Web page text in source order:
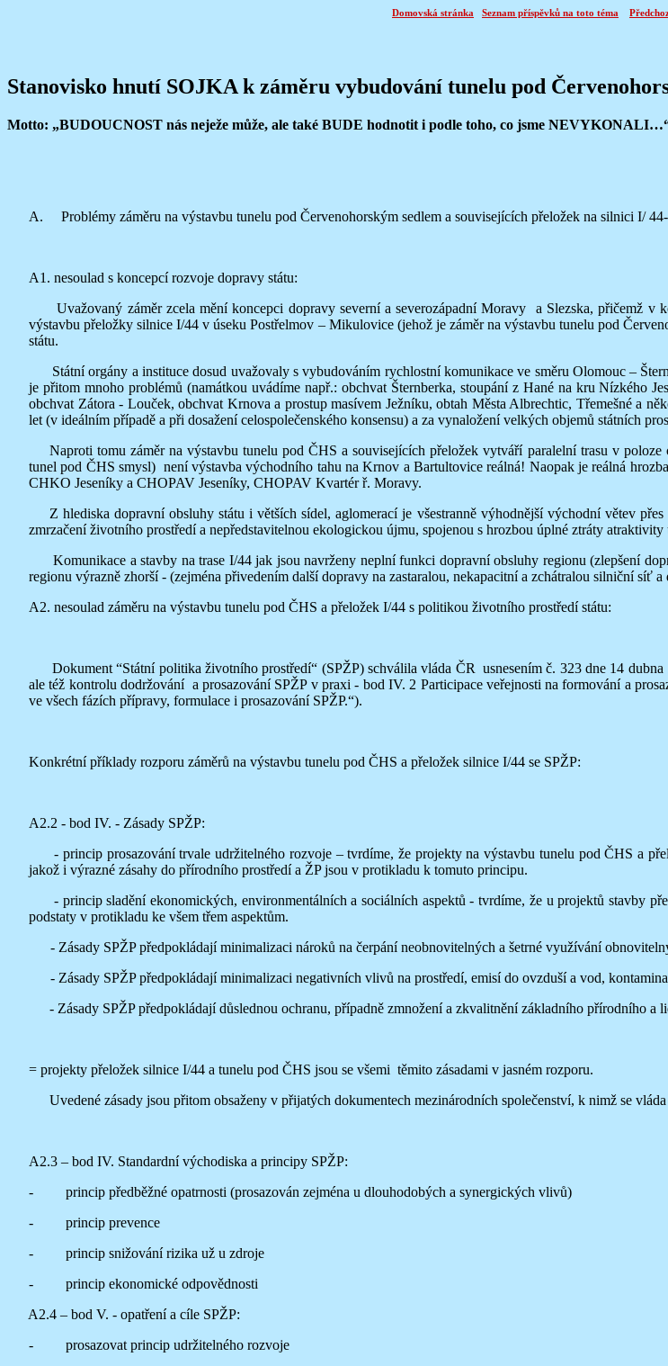
Domovská stránka Seznam příspěvků na toto téma
Stanovisko hnutí SOJKA k záměru vybudování tunelu pod
Motto: „BUDOUCNOST nás neježe může, ale také BUDE hodnotit i podle toho, co jsme
A. Problémy záměru na výstavbu tunelu pod Červenohorským sedlem a souvisejících přeložek na silnici I/
A1. nesoulad s koncepcí rozvoje dopravy státu:
Uvažovaný záměr zcela mění koncepci dopravy severní a severozápadní Moravy a Slezska, přičemž v
výstavbu přeložky silnice I/44 v úseku Postřelmov – Mikulovice (jehož je záměr na výstavbu tunelu pod
státu.
Státní orgány a instituce dosud uvažovaly s vybudováním rychlostní komunikace ve směru Olomouc –
je přitom mnoho problémů (namátkou uvádíme např.: obchvat Šternberka, stoupání z Hané na kru Nízkého
obchvat Zátora - Louček, obchvat Krnova a prostup masívem Ježníku, obtah Města Albrechtic, Třemešné a
let (v ideálním případě a při dosažení celospolečenského konsensu) a za vynaložení velkých objemů státních
Naproti tomu záměr na výstavbu tunelu pod ČHS a souvisejících přeložek vytváří paralelní trasu v
tunel pod ČHS smysl) není výstavba východního tahu na Krnov a Bartultovice reálná! Naopak je reálná
CHKO Jeseníky a CHOPAV Jeseníky, CHOPAV Kvartér ř. Moravy.
Z hlediska dopravní obsluhy státu i větších sídel, aglomerací je všestranně výhodnější východní větev
zmrzačení životního prostředí a nepředstavitelnou ekologickou újmu, spojenou s hrozbou úplné ztráty
Komunikace a stavby na trase I/44 jak jsou navrženy neplní funkci dopravní obsluhy regionu (zlepšení
regionu výrazně zhorší - (zejména přivedením další dopravy na zastaralou, nekapacitní a zchátralou silniční síť
A2. nesoulad záměru na výstavbu tunelu pod ČHS a přeložek I/44 s politikou životního prostředí státu:
Dokument “Státní politika životního prostředí“ (SPŽP) schválila vláda ČR usnesením č. 323 dne 14 dubna
ale též kontrolu dodržování a prosazování SPŽP v praxi - bod IV. 2 Participace veřejnosti na formování a
ve všech fázích přípravy, formulace i prosazování SPŽP.“).
Konkrétní příklady rozporu záměrů na výstavbu tunelu pod ČHS a přeložek silnice I/44 se SPŽP:
A2.2 - bod IV. - Zásady SPŽP:
- princip prosazování trvale udržitelného rozvoje – tvrdíme, že projekty na výstavbu tunelu pod ČHS a
jakož i výrazné zásahy do přírodního prostředí a ŽP jsou v protikladu k tomuto principu.
- princip sladění ekonomických, environmentálních a sociálních aspektů - tvrdíme, že u projektů stavby
podstaty v protikladu ke všem třem aspektům.
- Zásady SPŽP předpokládají minimalizaci nároků na čerpání neobnovitelných a šetrné využívání
- Zásady SPŽP předpokládají minimalizaci negativních vlivů na prostředí, emisí do ovzduší a vod,
- Zásady SPŽP předpokládají důslednou ochranu, případně zmnožení a zkvalitnění základního přírodního a
= projekty přeložek silnice I/44 a tunelu pod ČHS jsou se všemi těmito zásadami v jasném rozporu.
Uvedené zásady jsou přitom obsaženy v přijatých dokumentech mezinárodních společenství, k nimž se
A2.3 – bod IV. Standardní východiska a principy SPŽP:
- princip předběžné opatrnosti (prosazován zejména u dlouhodobých a synergických vlivů)
- princip prevence
- princip snižování rizika už u zdroje
- princip ekonomické odpovědnosti
A2.4 – bod V. - opatření a cíle SPŽP:
- prosazovat princip udržitelného rozvoje